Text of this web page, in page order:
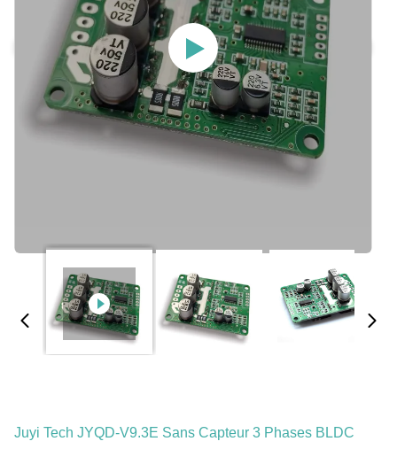
Juyi Tech JYQD-V9.3E Sans Capteur 3 Phases BLDC